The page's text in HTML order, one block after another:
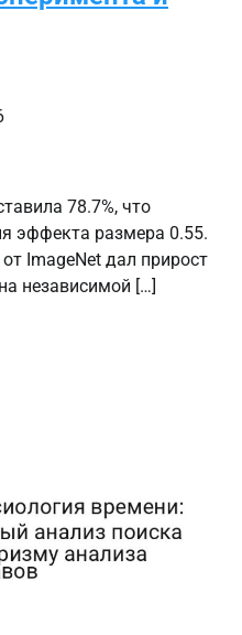
78.7%, что
эффекта размера 0.55.
ImageNet дал прирост
независимой […]